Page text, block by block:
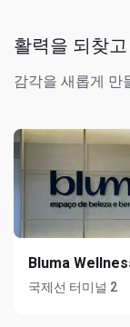
활력을 되찾
감각을 새롭게 만
Bluma
국제선 터미널 2